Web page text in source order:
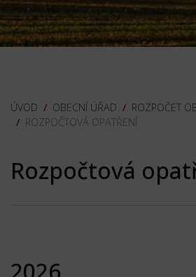
OBECNÍ ÚŘAD
ROZPOČET
ROZPOČTOVÁ OPATŘENÍ
Rozpočtová